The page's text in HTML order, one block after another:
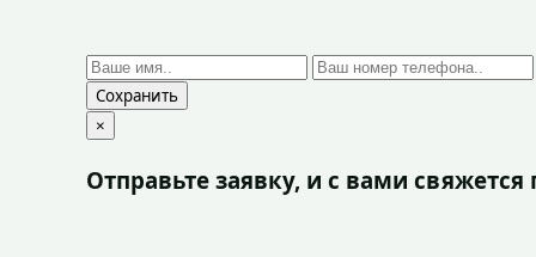
Сохранить
×
Отправьте заявку, и с вами